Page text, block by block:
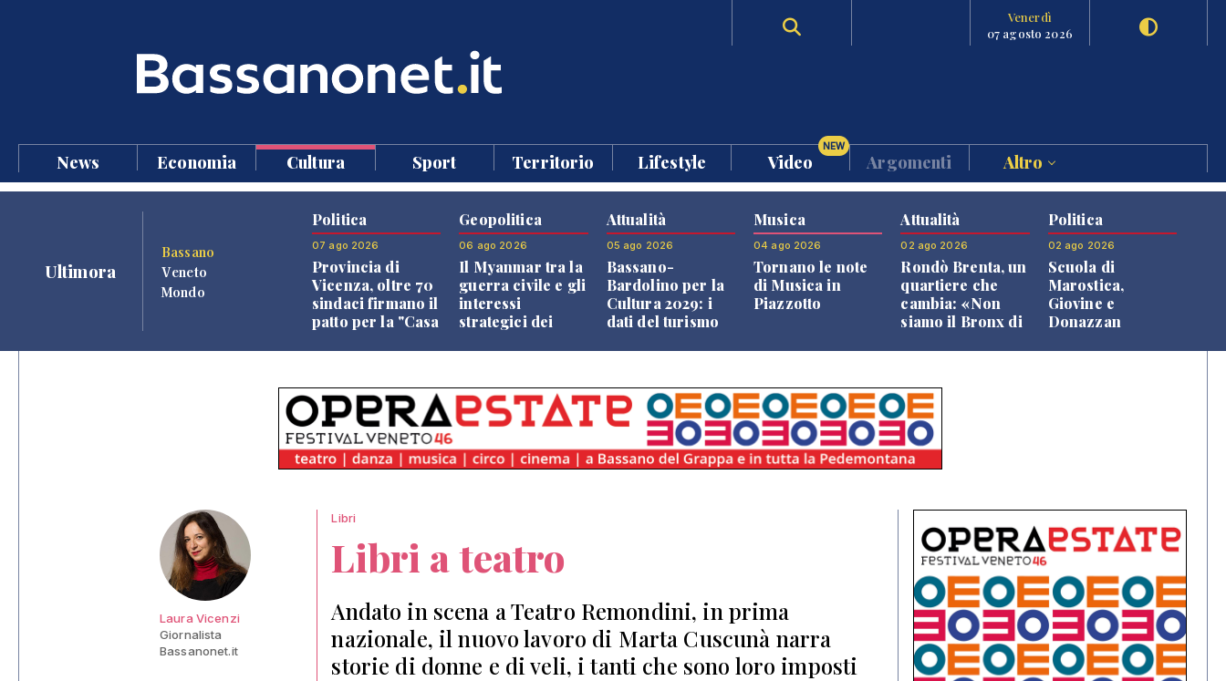
Venerdì
07 agosto 2026
News Economia Cultura Sport Territorio Lifestyle Video
NEW
Argomenti Altro
Ultimora
Bassano
Veneto
Mondo
Politica
07 ago 2026
Provincia di
Vicenza, oltre 70
sindaci firmano il
patto per la "Casa
Geopolitica
06 ago 2026
Il Myanmar tra la
guerra civile e gli
interessi
strategici dei
Attualità
05 ago 2026
Bassano-
Bardolino per la
Cultura 2029: i
dati del turismo
Musica
04 ago 2026
Tornano le note
di Musica in
Piazzotto
Attualità
02 ago 2026
Rondò Brenta, un
quartiere che
cambia: «Non
siamo il Bronx di
Politica
02 ago 2026
Scuola di
Marostica,
Giovine e
Donazzan
Laura Vicenzi
Giornalista
Bassanonet.it
Libri
Libri a teatro
Andato in scena a Teatro Remondini, in prima
nazionale, il nuovo lavoro di Marta Cuscunà narra
storie di donne e di veli, i tanti che sono loro imposti